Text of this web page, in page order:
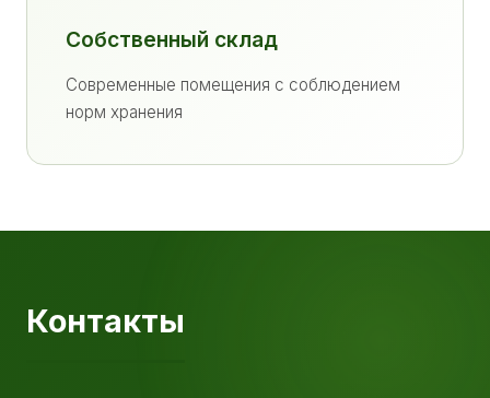
Собственный склад
Современные помещения с соблюдением
норм хранения
Контакты